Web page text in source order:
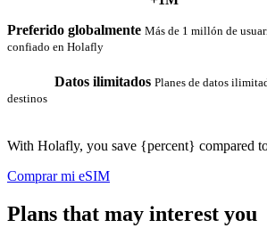
Preferido globalmente Más de 1 millón de
confiado en Holafly
Datos ilimitados Planes de datos
destinos
With Holafly, you save {percent} compared
Comprar mi eSIM
Plans that may interest you